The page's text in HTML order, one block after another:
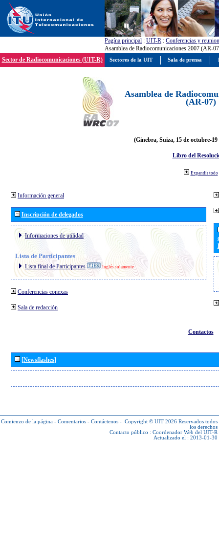
Pagína principal : UIT-R : Conferencias y
Asamblea de Radiocomunicaciones 2007 (AR-
Sector de Radiocomunicaciones (UIT-R)
Asamblea de
(AR-07)
(Ginebra, Suiza, 15 de octubre-19
Libro del
Expandir todo
Información general
Inscripción de delegados
Informaciones de utilidad
Lista de Participantes
Lista final de Participantes Inglés solamente
Conferencias conexas
Sala de redacción
Contactos
[Newsflashes]
Comienzo de la página - Comentarios - Contáctenos - Copyright © UIT 2026 Reservados todos
los derechos
Contacto público : Coordenador Web del UIT-R
Actualizado el : 2013-01-30
Sectores de la UIT Sala de prensa